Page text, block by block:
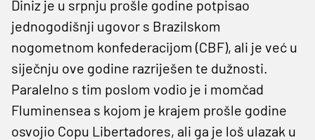
Diniz je u srpnju prošle godine potpisao
jednogodišnji ugovor s Brazilskom
nogometnom konfederacijom (CBF), ali je već u
siječnju ove godine razriješen te dužnosti.
Paralelno s tim poslom vodio je i momčad
Fluminensea s kojom je krajem prošle godine
osvojio Copu Libertadores, ali ga je loš ulazak u